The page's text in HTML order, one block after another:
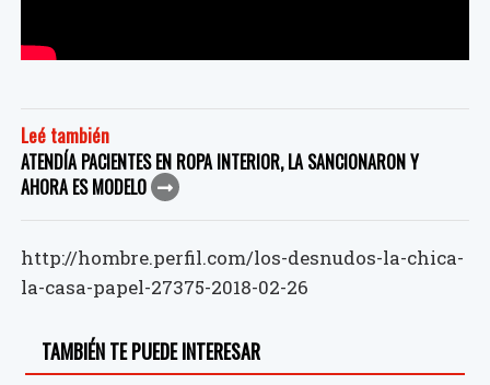
Leé también
ATENDÍA PACIENTES EN ROPA INTERIOR, LA SANCIONARON Y
AHORA ES MODELO
http://hombre.perfil.com/los-desnudos-la-chica-
la-casa-papel-27375-2018-02-26
TAMBIÉN TE PUEDE INTERESAR